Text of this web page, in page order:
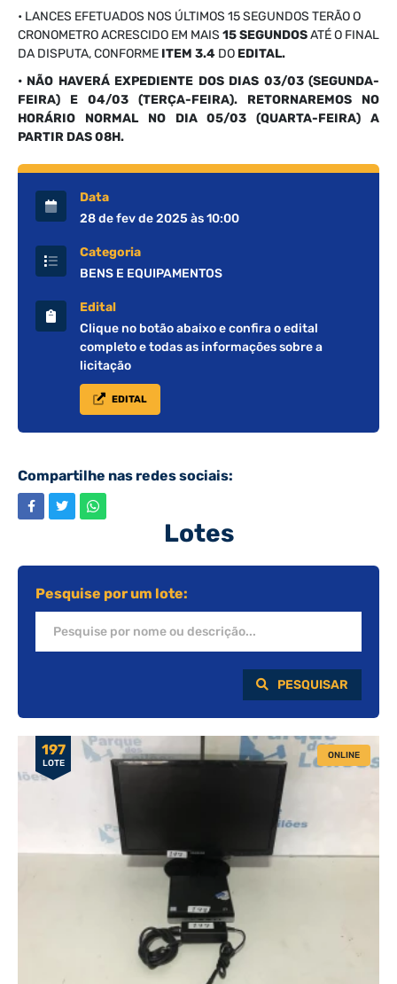
Data
28 de fev de 2025 às 10:00
Categoria
BENS E EQUIPAMENTOS
Edital
Clique no botão abaixo e confira o edital
completo e todas as informações sobre a
licitação
EDITAL
Compartilhe nas redes sociais:
• LANCES EFETUADOS NOS ÚLTIMOS 15 SEGUNDOS TERÃO O
CRONOMETRO ACRESCIDO EM MAIS 15 SEGUNDOSATÉ O FINAL
DA DISPUTA, CONFORME ITEM 3.4 DO EDITAL.
• NÃO HAVERÁ EXPEDIENTE DOS DIAS 03/03 (SEGUNDA-
FEIRA) E 04/03 (TERÇA-FEIRA). RETORNAREMOS NO
HORÁRIO NORMAL NO DIA 05/03 (QUARTA-FEIRA) A
PARTIR DAS 08H.
Lotes
Pesquise por um lote:
PESQUISAR
197
LOTE
ONLINE